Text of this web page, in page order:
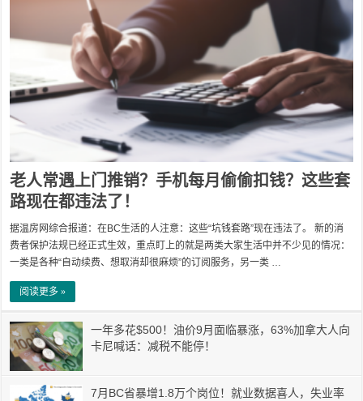
老人常遇上门推销？手机每月偷偷扣钱？这些套
路现在都违法了！
据温房网综合报道：在BC生活的人注意：这些“坑钱套路”现在违法了。 新的消
费者保护法规已经正式生效，重点盯上的就是两类大家生活中并不少见的情况：
一类是各种“自动续费、想取消却很麻烦”的订阅服务，另一类 …
阅读更多 »
一年多花$500！油价9月面临暴涨，63%加拿大人向
卡尼喊话：减税不能停！
7月BC省暴增1.8万个岗位！就业数据喜人，失业率